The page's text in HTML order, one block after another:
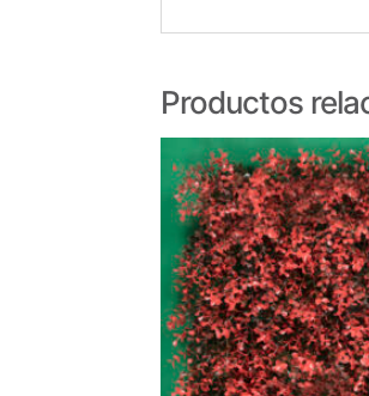
Productos